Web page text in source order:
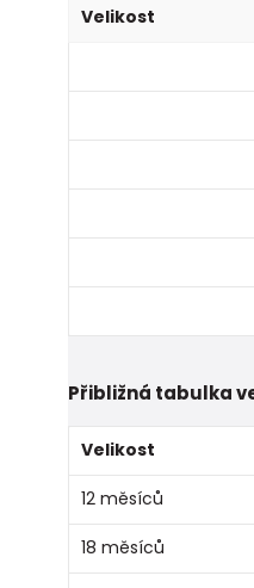
Velikost
Přibližná tabulka
Velikost
12 měsíců
18 měsíců